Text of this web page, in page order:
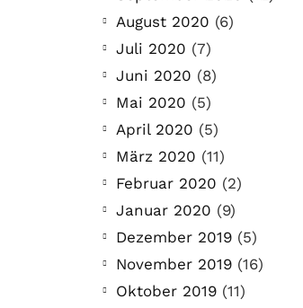
August 2020 (6)
Juli 2020 (7)
Juni 2020 (8)
Mai 2020 (5)
April 2020 (5)
März 2020 (11)
Februar 2020 (2)
Januar 2020 (9)
Dezember 2019 (5)
November 2019 (16)
Oktober 2019 (11)